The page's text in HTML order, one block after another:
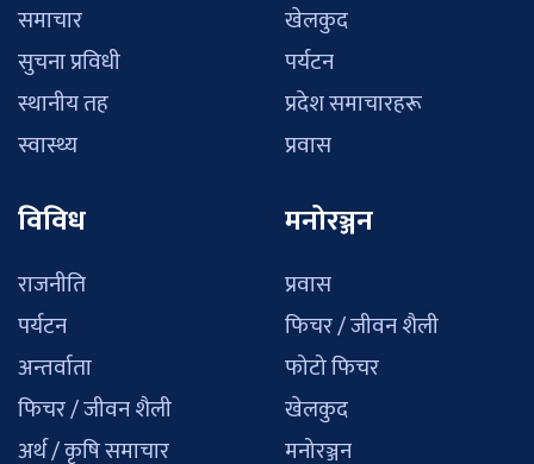
समाचार
सुचना प्रविधी
स्थानीय तह
स्वास्थ्य
खेलकुद
पर्यटन
प्रदेश समाचारहरू
प्रवास
विविध
राजनीति
पर्यटन
अन्तर्वाता
फिचर / जीवन शैली
अर्थ / कृषि समाचार
मनोरञ्जन
प्रवास
फिचर / जीवन शैली
फोटो फिचर
खेलकुद
मनोरञ्जन